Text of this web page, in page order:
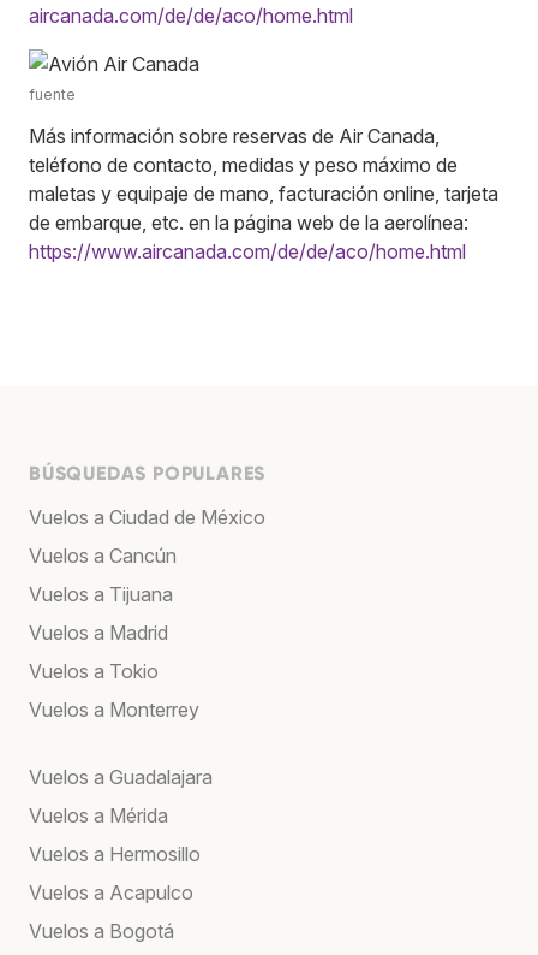
aircanada.com/de/de/aco/home.html
fuente
Más información sobre reservas de Air Canada,
teléfono de contacto, medidas y peso máximo de
maletas y equipaje de mano, facturación online, tarjeta
de embarque, etc. en la página web de la aerolínea:
https://www.aircanada.com/de/de/aco/home.html
BÚSQUEDAS POPULARES
Vuelos a Ciudad de México
Vuelos a Cancún
Vuelos a Tijuana
Vuelos a Madrid
Vuelos a Tokio
Vuelos a Monterrey
Vuelos a Guadalajara
Vuelos a Mérida
Vuelos a Hermosillo
Vuelos a Acapulco
Vuelos a Bogotá